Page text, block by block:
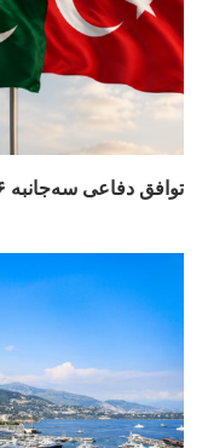
توافق دفاعی سه‌جانبه ۲۰۲۶ معادلات خاورمیانه را تغییر می‌دهد